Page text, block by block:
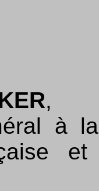
,
à